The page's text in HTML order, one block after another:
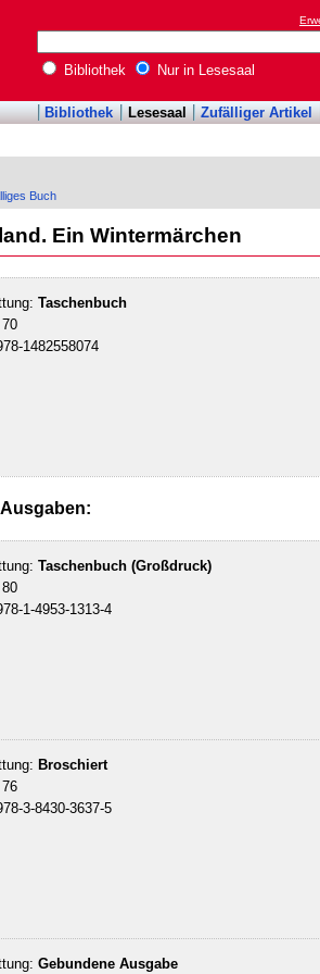
Bibliothek Nur in Lesesaal
Bibliothek Lesesaal Zufälliger Artikel
Buch
Ein Wintermärchen
Taschenbuch
1482558074
Taschenbuch (Großdruck)
1-4953-1313-4
Broschiert
3-8430-3637-5
Gebundene Ausgabe